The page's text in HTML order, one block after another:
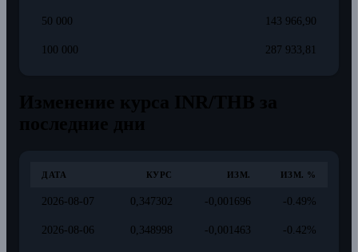
50 000 143 966,90
100 000 287 933,81
ДАТА КУРС ИЗМ. ИЗМ. %
2026-08-07 0,347302 -0,001696 -0.49%
2026-08-06 0,348998 -0,001463 -0.42%